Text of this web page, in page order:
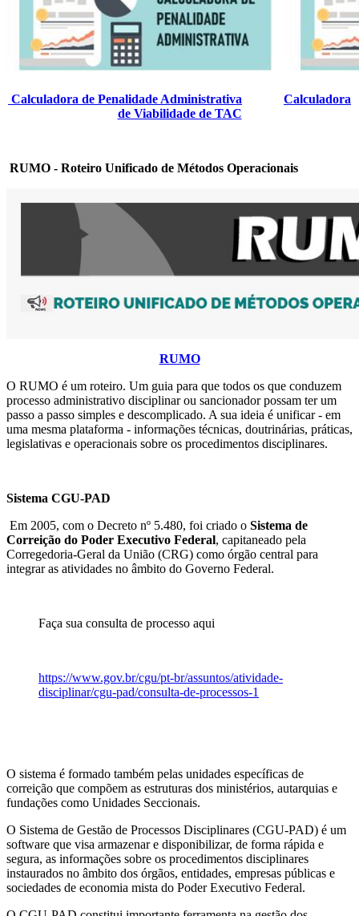
Calculadora de Penalidade Administrativa
Calculadora
de Viabilidade de TAC
RUMO - Roteiro Unificado de Métodos Operacionais
RUMO
O RUMO é um roteiro. Um guia para que todos os que conduzem
processo administrativo disciplinar ou sancionador possam ter um
passo a passo simples e descomplicado. A sua ideia é unificar - em
uma mesma plataforma - informações técnicas, doutrinárias, práticas,
legislativas e operacionais sobre os procedimentos disciplinares.
Sistema CGU-PAD
Em 2005, com o Decreto nº 5.480, foi criado o Sistema de
Correição do Poder Executivo Federal, capitaneado pela
Corregedoria-Geral da União (CRG) como órgão central para
integrar as atividades no âmbito do Governo Federal.
Faça sua consulta de processo aqui
https://www.gov.br/cgu/pt-br/assuntos/atividade-
disciplinar/cgu-pad/consulta-de-processos-1
O sistema é formado também pelas unidades específicas de
correição que compõem as estruturas dos ministérios, autarquias e
fundações como Unidades Seccionais.
O Sistema de Gestão de Processos Disciplinares (CGU-PAD) é um
software que visa armazenar e disponibilizar, de forma rápida e
segura, as informações sobre os procedimentos disciplinares
instaurados no âmbito dos órgãos, entidades, empresas públicas e
sociedades de economia mista do Poder Executivo Federal.